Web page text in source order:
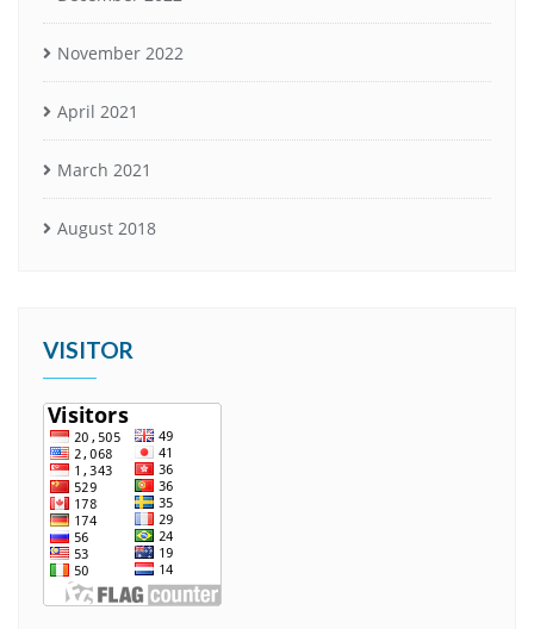
November 2022
April 2021
March 2021
August 2018
VISITOR